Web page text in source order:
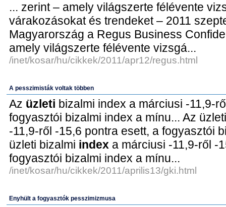
... zerint – amely világszerte félévente
várakozásokat és trendeket – 2011
Magyarország a Regus Business
amely világszerte félévente vizsgá...
/inet/kosar/hu/cikkek/2011/apr12/regus.html
A pesszimisták voltak többen
Az üzleti bizalmi index a márciusi -11,9-
fogyasztói bizalmi index a mínu... Az
-11,9-ről -15,6 pontra esett, a fogyasztói
üzleti bizalmi index a márciusi -11,9-ről -
fogyasztói bizalmi index a mínu...
/inet/kosar/hu/cikkek/2011/aprilis13/gki.html
Enyhült a fogyasztók pesszimizmusa